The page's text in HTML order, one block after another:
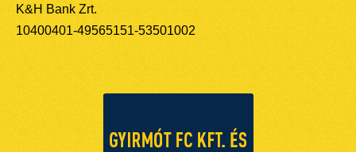
K&H Bank Zrt.
10400401-49565151-53501002